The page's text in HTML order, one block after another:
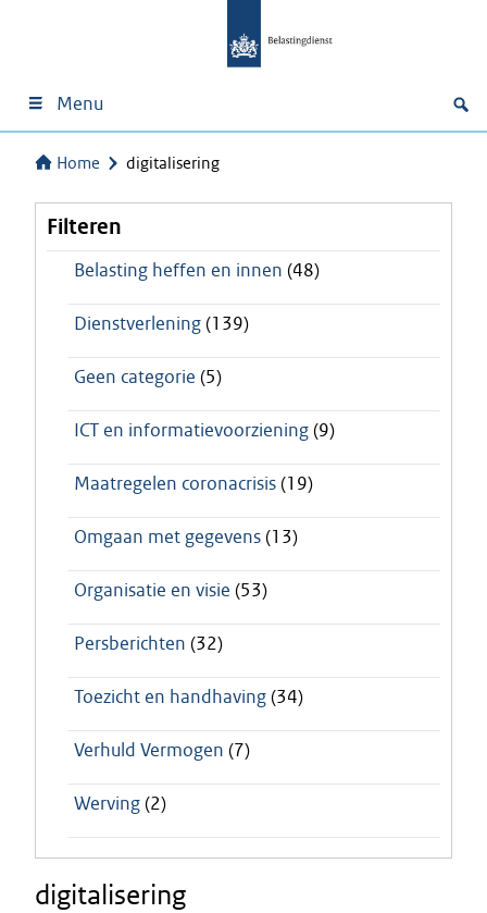
Menu
Home digitalisering
Filteren
Belasting heffen en innen (48)
Dienstverlening(139)
Geen categorie (5)
ICT en informatievoorziening(9)
Maatregelen coronacrisis(19)
Omgaan met gegevens(13)
Organisatie en visie (53)
Persberichten (32)
Toezicht en handhaving(34)
Verhuld Vermogen (7)
Werving(2)
digitalisering